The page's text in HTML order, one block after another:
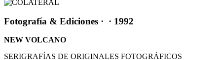
Fotografía & Ediciones · · 1992
NEW VOLCANO
SERIGRAFÍAS DE ORIGINALES FOTOGRÁFICOS